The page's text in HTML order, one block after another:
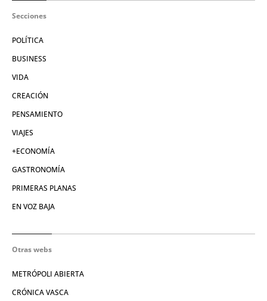
Secciones
POLÍTICA
BUSINESS
VIDA
CREACIÓN
PENSAMIENTO
VIAJES
+ECONOMÍA
GASTRONOMÍA
PRIMERAS PLANAS
EN VOZ BAJA
Otras webs
METRÓPOLI ABIERTA
CRÓNICA VASCA